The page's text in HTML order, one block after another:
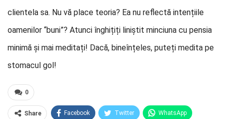
clientela sa. Nu vă place teoria? Ea nu reflectă intențiile
oamenilor “buni”? Atunci înghițiți liniștit minciuna cu pensia
minimă și mai meditați! Dacă, bineînțeles, puteți medita pe
stomacul gol!
0
Share Facebook Twitter WhatsApp